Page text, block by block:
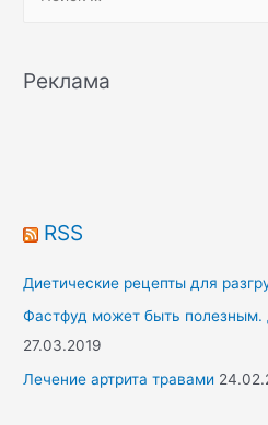
r
:
Реклама
RSS
Диетические рецепты для
Фастфуд может быть полезным.
27.03.2019
Лечение артрита травами